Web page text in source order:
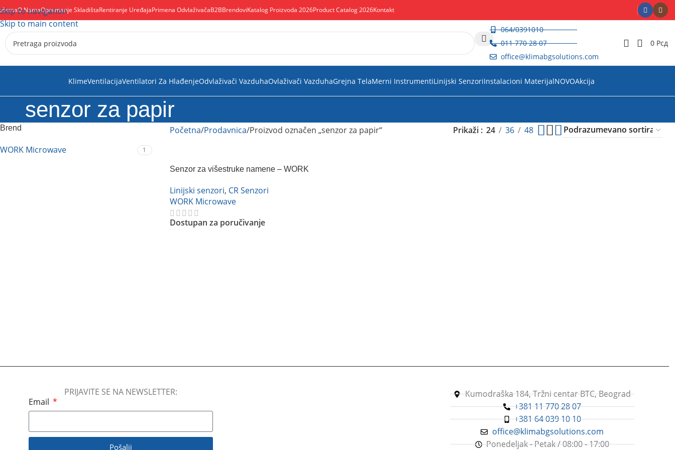
Skip to navigation
Skip to main content
O NamaOpremanje SkladištaRentiranje UređajaPrimena OdvlaživačaB2BBrendoviKatalog Proizvoda 2026Product Catalog 2026Kontakt
064/0391010
011 770 28 07
office@klimabgsolutions.com
0 Рсд
KlimeVentilacijaVentilatori Za HlađenjeOdvlaživači VazduhaOvlaživači VazduhaGrejna TelaMerni InstrumentiLinijski SenzoriInstalacioni MaterijalNOVOAkcija
senzor za papir
Brend
WORK Microwave 1
Početna Prodavnica Proizvod označen „senzor za papir“ Prikaži 24 36 48
Senzor za višestruke namene – WORK
Linijski senzori, CR Senzori
WORK Microwave
Dostupan za poručivanje
PRIJAVITE SE NA NEWSLETTER:
Email
Pošalji
Kumodraška 184, Tržni centar BTC, Beograd
+381 11 770 28 07
+381 64 039 10 10
office@klimabgsolutions.com
Ponedeljak - Petak / 08:00 - 17:00